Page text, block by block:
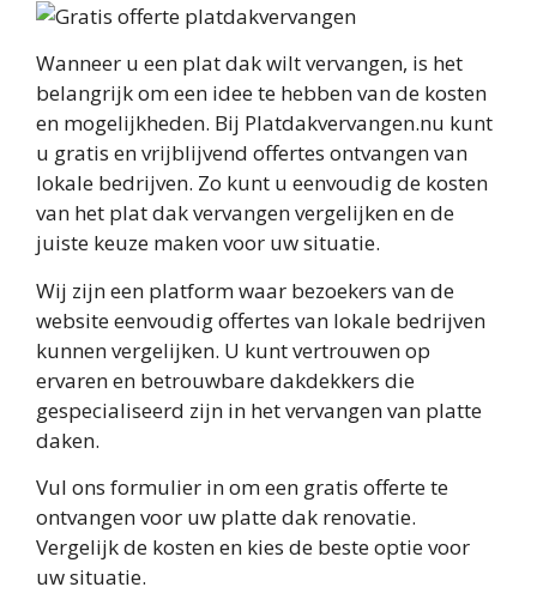
Wanneer u een plat dak wilt vervangen, is het
belangrijk om een idee te hebben van de kosten
en mogelijkheden. Bij Platdakvervangen.nu kunt
u gratis en vrijblijvend offertes ontvangen van
lokale bedrijven. Zo kunt u eenvoudig de kosten
van het plat dak vervangen vergelijken en de
juiste keuze maken voor uw situatie.
Wij zijn een platform waar bezoekers van de
website eenvoudig offertes van lokale bedrijven
kunnen vergelijken. U kunt vertrouwen op
ervaren en betrouwbare dakdekkers die
gespecialiseerd zijn in het vervangen van platte
daken.
Vul ons formulier in om een gratis offerte te
ontvangen voor uw platte dak renovatie.
Vergelijk de kosten en kies de beste optie voor
uw situatie.